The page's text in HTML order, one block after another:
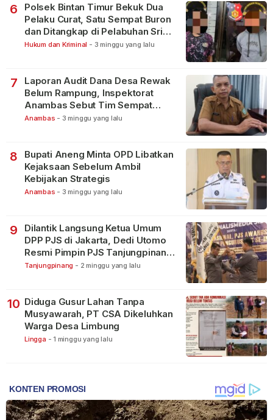
6
Polsek Bintan Timur Bekuk Dua
Pelaku Curat, Satu Sempat Buron
dan Ditangkap di Pelabuhan Sri
Bintan Pura
Hukum dan Kriminal - 3 minggu yang lalu
7
Laporan Audit Dana Desa Rewak
Belum Rampung, Inspektorat
Anambas Sebut Tim Sempat
Terbagi Tangani Kasus Lain
Anambas - 3 minggu yang lalu
8
Bupati Aneng Minta OPD Libatkan
Kejaksaan Sebelum Ambil
Kebijakan Strategis
Anambas - 3 minggu yang lalu
9
Dilantik Langsung Ketua Umum
DPP PJS di Jakarta, Dedi Utomo
Resmi Pimpin PJS Tanjungpinang-
Bintan
Tanjungpinang - 2 minggu yang lalu
10 Diduga Gusur Lahan Tanpa
Musyawarah, PT CSA Dikeluhkan
Warga Desa Limbung
Lingga - 1 minggu yang lalu